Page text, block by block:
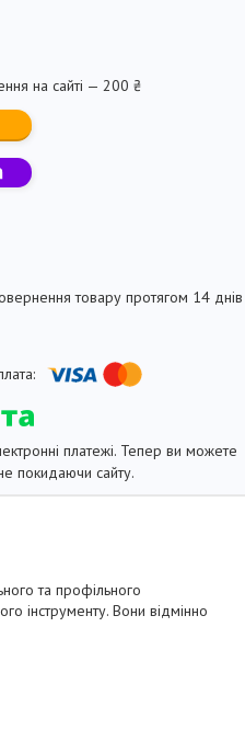
на сайті — 200 ₴
товару протягом 14 днів
платежі. Тепер ви можете
покидаючи сайту.
та профільного
інструменту. Вони відмінно